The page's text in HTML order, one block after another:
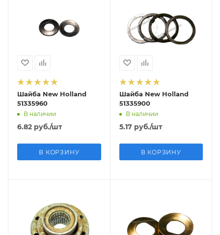
Шайба New Holland
51335960
В наличии
6.82 руб./шт
В КОРЗИНУ
Шайба New Holland
51335900
В наличии
5.17руб./шт
В КОРЗИНУ